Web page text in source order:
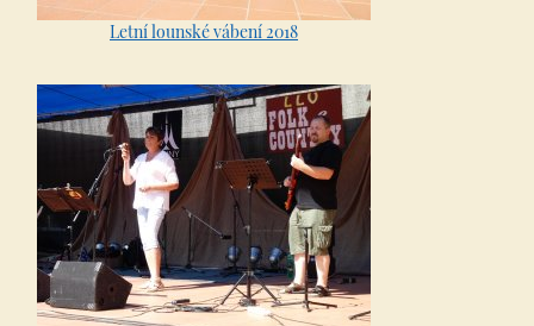
Letní lounské vábení 2018